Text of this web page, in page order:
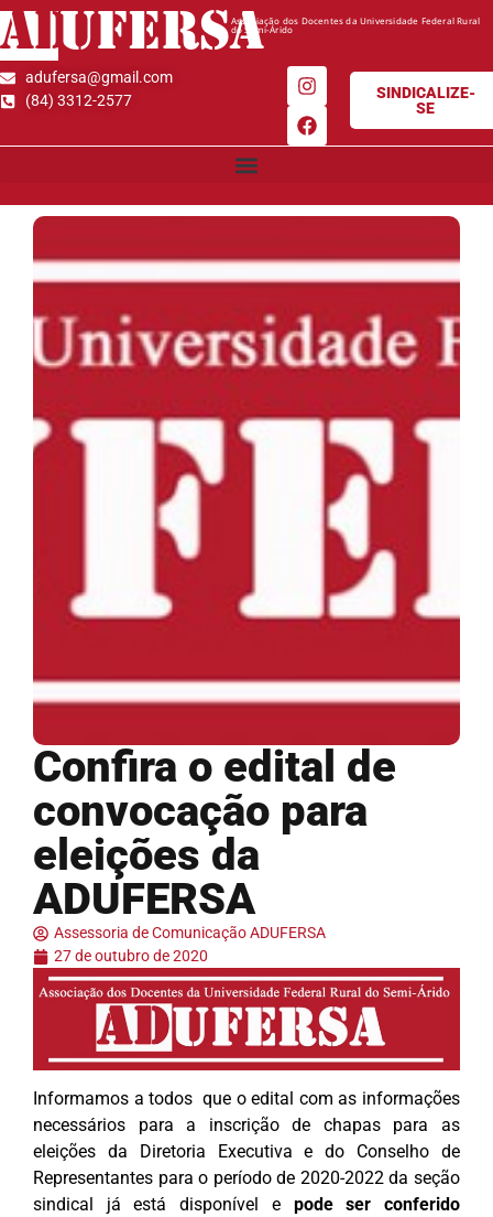
ADUFERSAAssociação dos Docentes da Universidade Federal Rural
do Semi-Árido
adufersa@gmail.com
(84) 3312-2577
SINDICALIZE-
SE
Confira o edital de
convocação para
eleições da
ADUFERSA
Assessoria de Comunicação ADUFERSA
27 de outubro de 2020
Informamos a todos que o edital com as informações
necessários para a inscrição de chapas para as
eleições da Diretoria Executiva e do Conselho de
Representantes para o período de 2020-2022 da seção
sindical já está disponível epode ser conferido